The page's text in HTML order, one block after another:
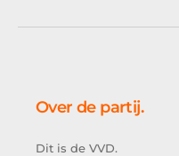
Over de partij.
Dit is de VVD.